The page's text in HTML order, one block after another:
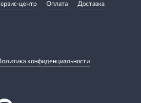
центр Оплата Доставка
конфиденциальности